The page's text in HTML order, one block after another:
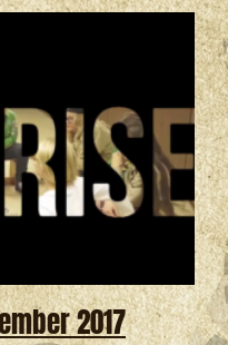
2017